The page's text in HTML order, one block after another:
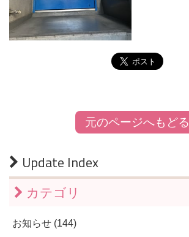
元のページへもどる
Update Index
カテゴリ
お知らせ (144)